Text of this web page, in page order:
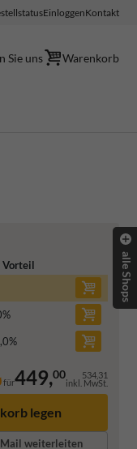
EinloggenKontakt
Sie uns Warenkorb
Vorteil
%
%
für449,00 534,31
inkl. MwSt.
legen
Mail weiterleiten
alle Shops